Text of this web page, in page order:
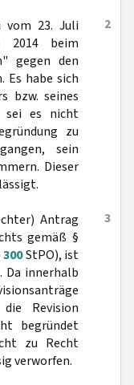
2
vom 23. Juli
2014 beim
gegen den
Es habe sich
bzw. seines
sei es nicht
zu
sein
Dieser
3
Antrag
gemäß §
300StPO), ist
Da innerhalb
Revision
begründet
zu Recht
verworfen.